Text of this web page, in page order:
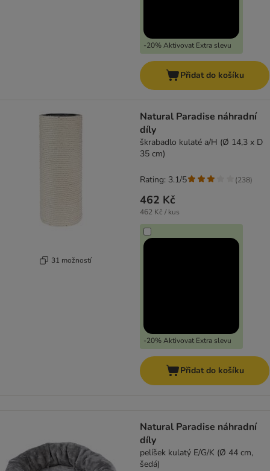
-20% Aktivovat Extra slevu
Přidat do košíku
31 možností
Natural Paradise náhradní
díly
škrabadlo kulaté a/H (Ø 14,3 x D
35 cm)
462 Kč
462 Kč / kus
-20% Aktivovat Extra slevu
Rating: 3.1/5 (238)
Přidat do košíku
Natural Paradise náhradní
díly
pelíšek kulatý E/G/K (Ø 44 cm,
šedá)